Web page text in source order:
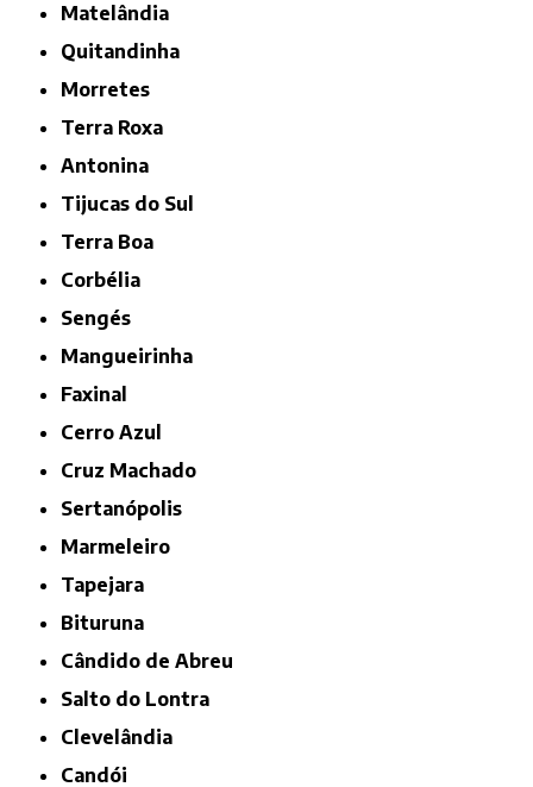
Matelândia
Quitandinha
Morretes
Terra Roxa
Antonina
Tijucas do Sul
Terra Boa
Corbélia
Sengés
Mangueirinha
Faxinal
Cerro Azul
Cruz Machado
Sertanópolis
Marmeleiro
Tapejara
Bituruna
Cândido de Abreu
Salto do Lontra
Clevelândia
Candói